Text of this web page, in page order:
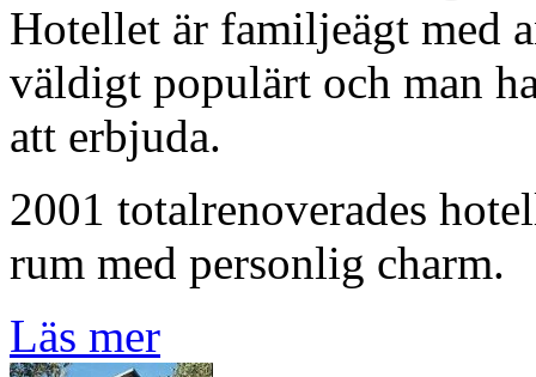
Hotellet är familjeägt med
väldigt populärt och man
att erbjuda.
2001 totalrenoverades
rum med personlig charm.
Läs mer